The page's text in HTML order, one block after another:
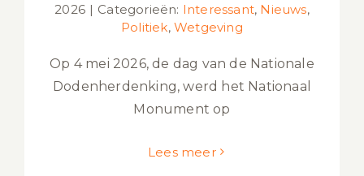
2026 | Categorieën: Interessant, Nieuws,
Politiek,Wetgeving
Op 4 mei 2026, de dag van de Nationale
Dodenherdenking, werd het Nationaal
Monument op
Lees meer